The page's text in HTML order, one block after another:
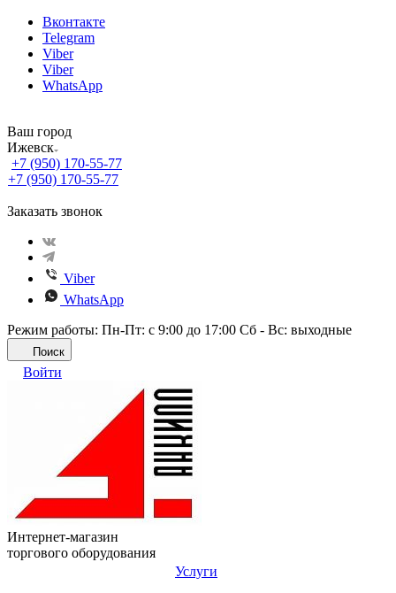
Вконтакте
Telegram
Viber
Viber
WhatsApp
Ваш город
Ижевск
+7 (950) 170-55-77
+7 (950) 170-55-77
Заказать звонок
Viber
WhatsApp
Режим работы: Пн-Пт: с 9:00 до 17:00 Сб - Вс: выходные
Поиск
Войти
Интернет-магазин
торгового оборудования
Услуги